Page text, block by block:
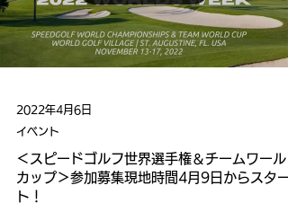
2022年4月6日
イベント
＜スピードゴルフ世界選手権＆チームワール
カップ＞参加募集現地時間4月9日からスター
ト！